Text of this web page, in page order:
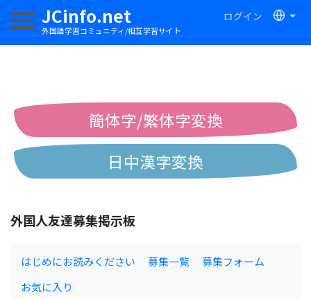
JCinfo.net
外国語学習コミュニティ/相互学習サイト
ログイン
ナビゲーションを切り替える
簡体字/繁体字変換
日中漢字変換
外国人友達募集掲示板
はじめにお読みください 募集一覧
募集フォーム
お気に入り